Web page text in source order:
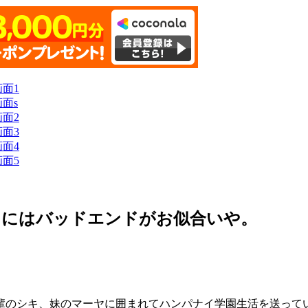
はバッドエンドがお似合いや。
シキ、妹のマーヤに囲まれてハンパナイ学園生活を送って